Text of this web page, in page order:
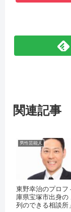
関連記事
男性芸能人
東野幸治のプロフ
庫県宝塚市出身
列のできる相談所